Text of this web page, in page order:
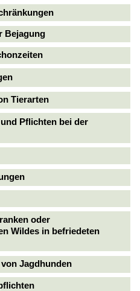
Bejagung
Tierarten
Pflichten bei der
oder
Wildes in befriedeten
Jagdhunden